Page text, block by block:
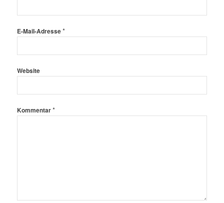
E-Mail-Adresse*
Website
Kommentar*